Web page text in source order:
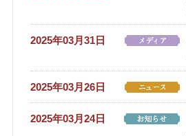
2025年03月31日
2025年03月26日
2025年03月24日